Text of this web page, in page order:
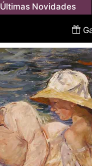
Últimas Novidades